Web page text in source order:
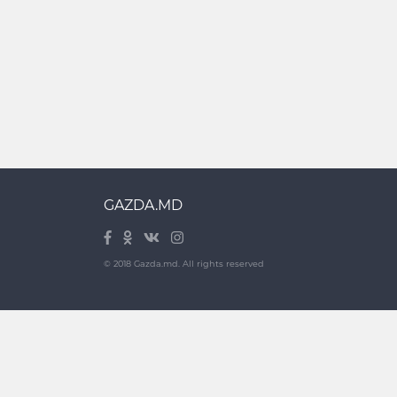
GAZDA.MD
© 2018 Gazda.md. All rights reserved